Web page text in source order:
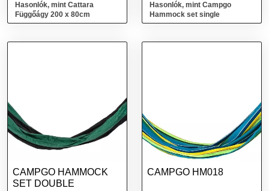
Hasonlók, mint Cattara
Függőágy 200 x 80cm
Hasonlók, mint Campgo
Hammock set single
CAMPGO HAMMOCK
SET DOUBLE
CAMPGO HM018